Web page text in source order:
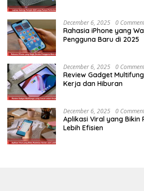
December 6, 2025 0
Rahasia iPhone yang
Pengguna Baru di 2025
December 6, 2025 0
Review Gadget
Kerja dan Hiburan
December 6, 2025 0
Aplikasi Viral yang Bikin
Lebih Efisien